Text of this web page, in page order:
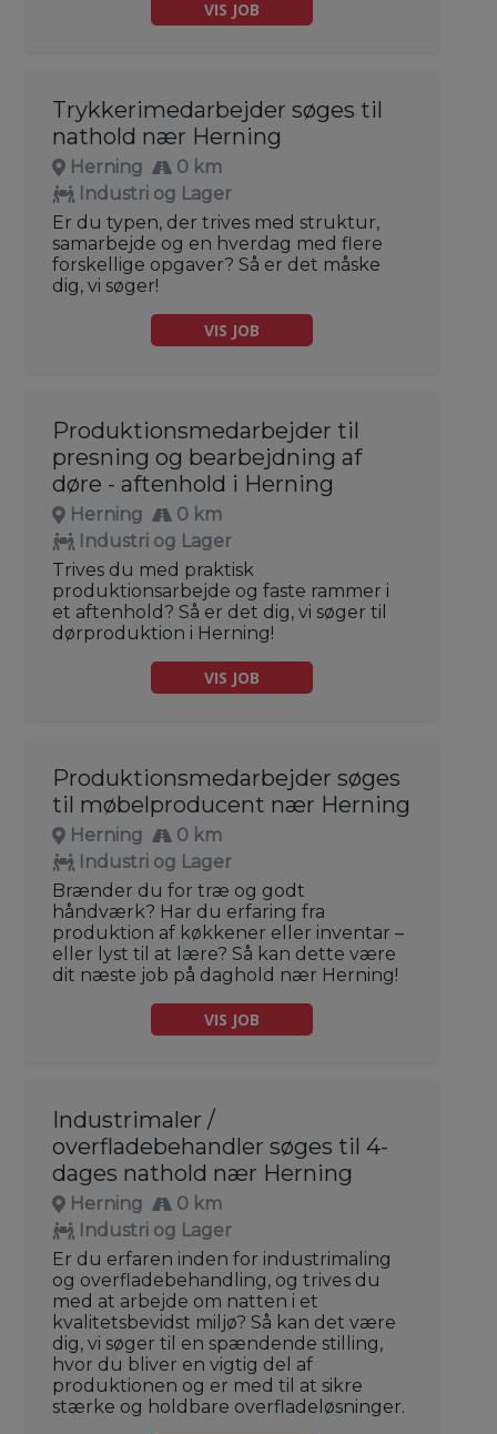
VIS JOB
Trykkerimedarbejder søges til
nathold nær Herning
Herning
0 km
Industri og Lager
Er du typen, der trives med struktur,
samarbejde og en hverdag med flere
forskellige opgaver? Så er det måske
dig, vi søger!
VIS JOB
Produktionsmedarbejder til
presning og bearbejdning af
døre - aftenhold i Herning
Herning
0 km
Industri og Lager
Trives du med praktisk
produktionsarbejde og faste rammer i
et aftenhold? Så er det dig, vi søger til
dørproduktion i Herning!
VIS JOB
Produktionsmedarbejder søges
til møbelproducent nær Herning
Herning
0 km
Industri og Lager
Brænder du for træ og godt
håndværk? Har du erfaring fra
produktion af køkkener eller inventar –
eller lyst til at lære? Så kan dette være
dit næste job på daghold nær Herning!
VIS JOB
Industrimaler /
overfladebehandler søges til 4-
dages nathold nær Herning
Herning
0 km
Industri og Lager
Er du erfaren inden for industrimaling
og overfladebehandling, og trives du
med at arbejde om natten i et
kvalitetsbevidst miljø? Så kan det være
dig, vi søger til en spændende stilling,
hvor du bliver en vigtig del af
produktionen og er med til at sikre
stærke og holdbare overfladeløsninger.